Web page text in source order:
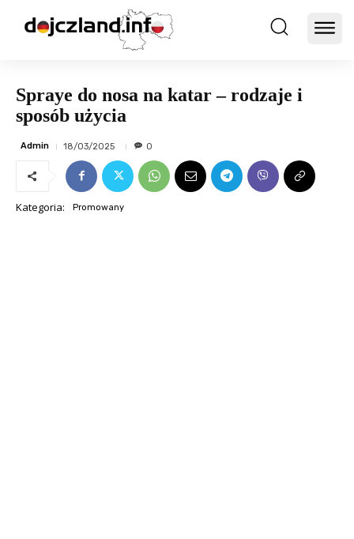
Spraye do nosa na katar – rodzaje i
sposób użycia
Admin 18/03/2025 0
Kategoria: Promowany